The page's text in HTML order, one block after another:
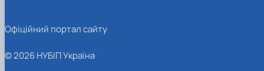
Офіційний портал сайту
© 2026 НУБІП Україна